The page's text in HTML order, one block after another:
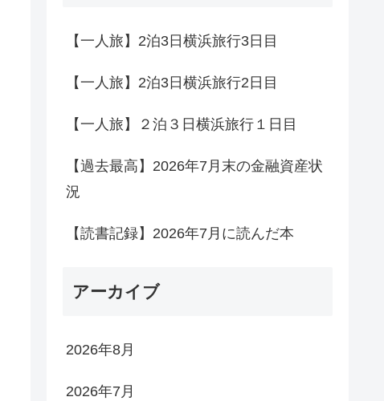
【一人旅】2泊3日横浜旅行3日目
【一人旅】2泊3日横浜旅行2日目
【一人旅】２泊３日横浜旅行１日目
【過去最高】2026年7月末の金融資産状
況
【読書記録】2026年7月に読んだ本
アーカイブ
2026年8月
2026年7月